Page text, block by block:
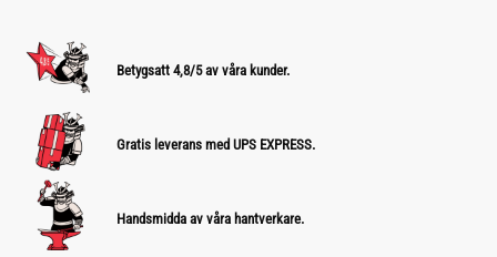
Betygsatt 4,8/5 av våra kunder.
Gratis leverans med UPS EXPRESS.
Handsmidda av våra hantverkare.